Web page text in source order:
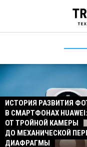
ИСТОРИЯ РАЗВИТИЯ
В СМАРТФОНАХ HUAWEI:
ОТ ТРОЙНОЙ КАМЕРЫ
ДО МЕХАНИЧЕСКОЙ
ДИАФРАГМЫ